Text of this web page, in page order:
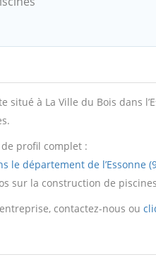
situé à La Ville du Bois dans
de profil complet :
le département de l’Essonne
sur la construction de piscines
contactez-nous ou